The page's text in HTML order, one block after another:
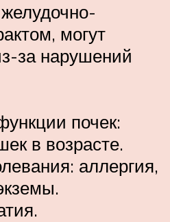
могут
за нарушений
почек:
в возрасте.
аллергия,